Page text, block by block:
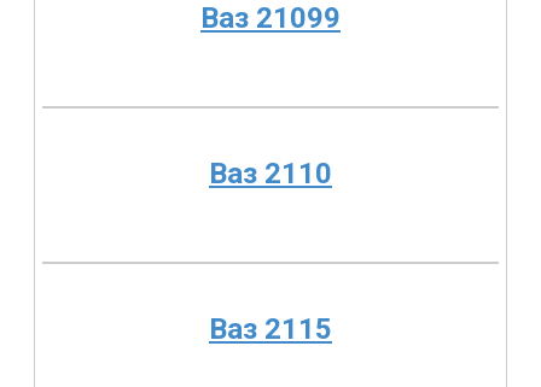
Ваз 21099
Ваз 2110
Ваз 2115